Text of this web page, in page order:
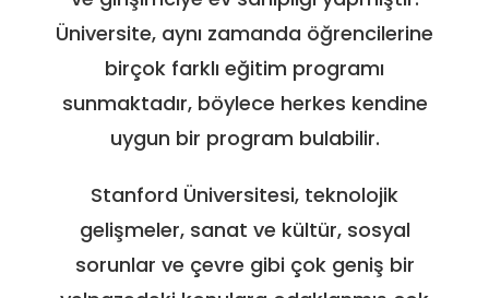
Üniversite, aynı zamanda öğrencilerine
birçok farklı eğitim programı
sunmaktadır, böylece herkes kendine
uygun bir program bulabilir.
Stanford Üniversitesi, teknolojik
gelişmeler, sanat ve kültür, sosyal
sorunlar ve çevre gibi çok geniş bir